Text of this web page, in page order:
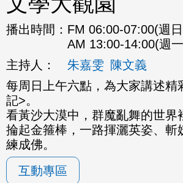
播出時間： FM 06:00-07:00(週
AM 13:00-14:00(週
主持人：
朱嘉雯 陳文義
每周日上午六點，為大家講述精
記>。
看黃沙大漠中，群魔亂舞的世界
掄起金箍棒，一路揮灑英姿、斬
練成佛。
互動專區